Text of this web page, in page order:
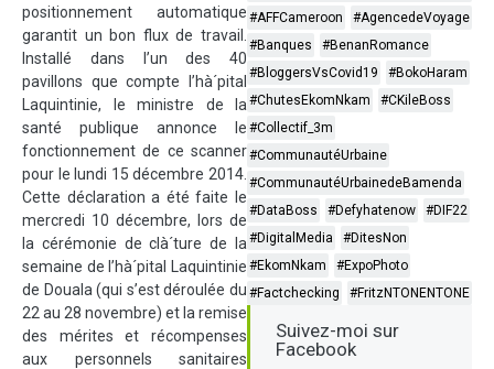
positionnement automatique
garantit un bon flux de travail.
Installé dans l’un des 40
pavillons que compte l’hà´pital
Laquintinie, le ministre de la
santé publique annonce le
fonctionnement de ce scanner
pour le lundi 15 décembre 2014.
Cette déclaration a été faite le
mercredi 10 décembre, lors de
la cérémonie de clà´ture de la
semaine de l’hà´pital Laquintinie
de Douala (qui s’est déroulée du
22 au 28 novembre) et la remise
des mérites et récompenses
aux personnels sanitaires
#AFFCameroon
#AgencedeVoyage
#Banques
#BenanRomance
#BloggersVsCovid19
#BokoHaram
#ChutesEkomNkam
#CKileBoss
#Collectif_3m
#CommunautéUrbaine
#CommunautéUrbainedeBamenda
#DataBoss
#Defyhatenow
#DIF22
#DigitalMedia
#DitesNon
#EkomNkam
#ExpoPhoto
#Factchecking
#FritzNTONENTONE
Suivez-moi sur
Facebook